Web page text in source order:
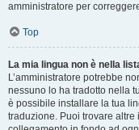
amministratore per
Top
La mia lingua non è nella
L’amministratore potrebbe
nessuno lo ha tradotto nella
è possibile installare la tua
traduzione. Puoi trovare altre